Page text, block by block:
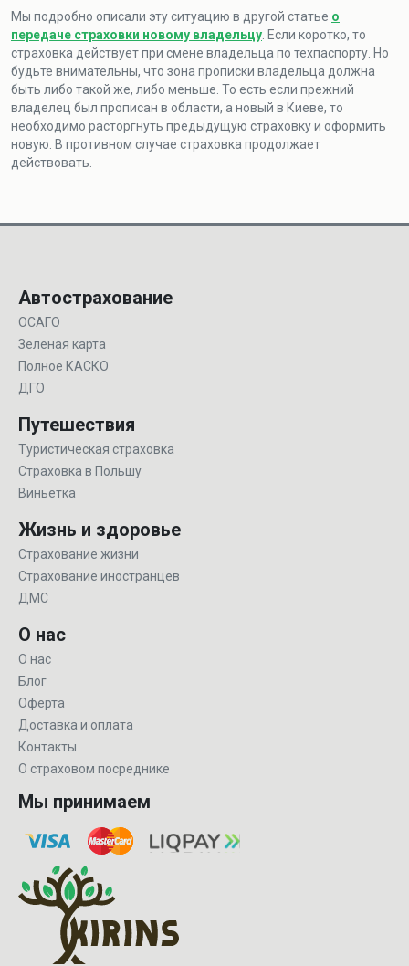
Мы подробно описали эту ситуацию в другой статье о
передаче страховки новому владельцу . Если коротко, то
страховка действует при смене владельца по техпаспорту. Но
будьте внимательны, что зона прописки владельца должна
быть либо такой же, либо меньше. То есть если прежний
владелец был прописан в области, а новый в Киеве, то
необходимо расторгнуть предыдущую страховку и оформить
новую. В противном случае страховка продолжает
действовать.
Автострахование
ОСАГО
Зеленая карта
Полное КАСКО
ДГО
Путешествия
Туристическая страховка
Страховка в Польшу
Виньетка
Жизнь и здоровье
Страхование жизни
Страхование иностранцев
ДМС
О нас
О нас
Блог
Оферта
Доставка и оплата
Контакты
О страховом посреднике
Мы принимаем